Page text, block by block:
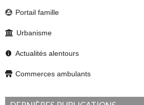
Portail famille
Urbanisme
Actualités alentours
Commerces ambulants